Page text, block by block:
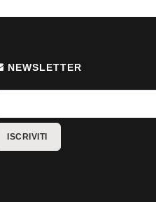
NEWSLETTER